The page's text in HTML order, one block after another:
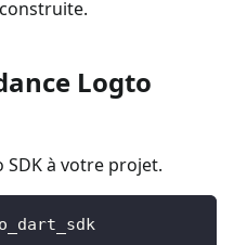
Logto
à votre projet.